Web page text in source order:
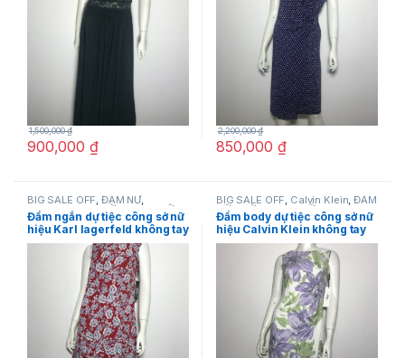
900,000 ₫
1,500,000₫
850,000 ₫
2,200,000₫
BIG SALE OFF ,ĐẦM NỮ,
Karllagerfeld THỜI TRANG NỮ
Đầm ngắn dự tiệc công sở nữ
hiệu Karl lagerfeld không tay
màu đỏ họa tiết hoa size 2
chính hãng
BIG SALE OFF Calvin Klein ,ĐẦM
NỮ, THỜI TRANG NỮ
Đầm body dự tiệc công sở nữ
hiệu Calvin Klein không tay
màu trắng họa tiết hoa màu
tím size 2 chính hãng